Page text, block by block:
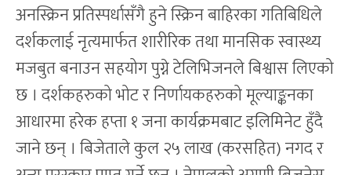
अनस्क्रिन प्रतिस्पर्धासँगै हुने स्क्रिन बाहिरका गतिबिधिले
दर्शकलाई नृत्यमार्फत शारीरिक तथा मानसिक स्वास्थ्य
मजबुत बनाउन सहयोग पुग्ने टेलिभिजनले बिश्वास लिएको
छ । दर्शकहरुको भोट र निर्णायकहरुको मूल्याङ्कनका
आधारमा हरेक हप्ता १ जना कार्यक्रमबाट इलिमिनेट हुँदै
जाने छन् । बिजेताले कुल २५ लाख (करसहित) नगद र